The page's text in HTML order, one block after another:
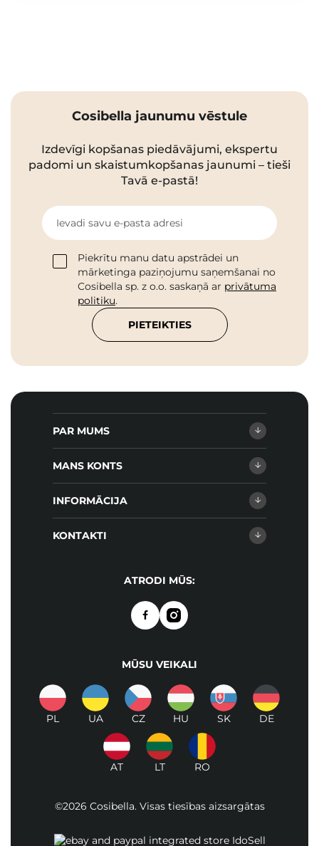
Cosibella jaunumu vēstule
Izdevīgi kopšanas piedāvājumi, ekspertu
padomi un skaistumkopšanas jaunumi – tieši
Tavā e-pastā!
Ievadi savu e-pasta adresi
Piekrītu manu datu apstrādei un
mārketinga paziņojumu saņemšanai no
Cosibella sp. z o.o. saskaņā ar privātuma
politiku.
PIETEIKTIES
PAR MUMS
MANS KONTS
INFORMĀCIJA
KONTAKTI
ATRODI MŪS:
MŪSU VEIKALI
PL UA CZ HU SK DE
AT LT RO
©2026 Cosibella. Visas tiesības aizsargātas